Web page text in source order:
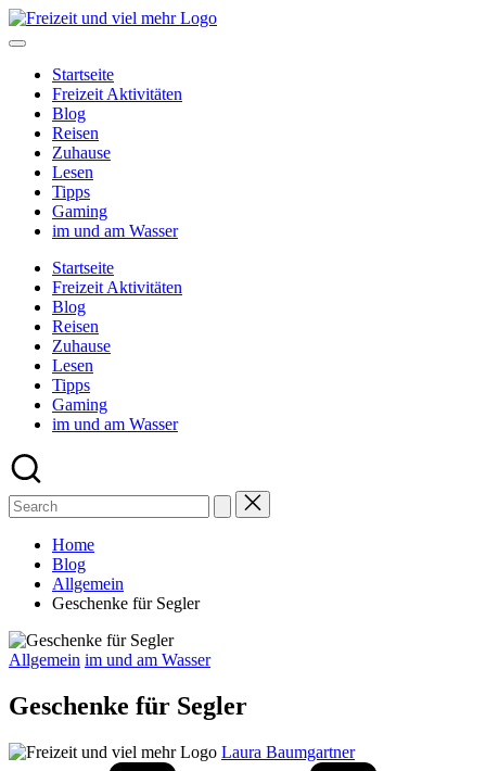
Skip
to
Startseite
Freizeit Aktivitäten
Blog
Reisen
Zuhause
Lesen
Tipps
Gaming
im und am Wasser
Startseite
Freizeit Aktivitäten
Blog
Reisen
Zuhause
Lesen
Tipps
Gaming
im und am Wasser
Home
Blog
Allgemein
Geschenke für Segler
Posted
Allgemein im und am Wasser
Geschenke für Segler
Posted
Laura Baumgartner